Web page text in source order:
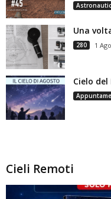
Una
280 1
Cielo
Cieli Remoti